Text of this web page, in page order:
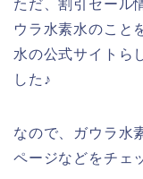
ただ、割引セール
ウラ水素水のこと
水の公式サイトら
した♪
なので、ガウラ水
ページなどをチェ